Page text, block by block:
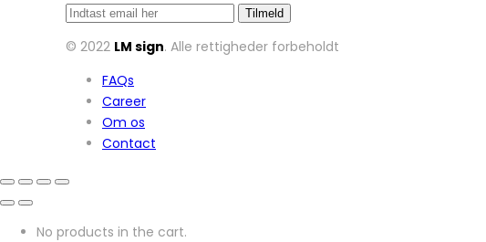
© 2022 LM sign. Alle rettigheder forbeholdt
FAQs
Career
Om os
Contact
No products in the cart.